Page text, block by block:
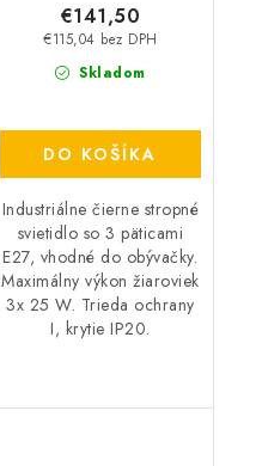
Skladom
€115,04 bez DPH
€141,50
DO KOŠÍKA
Industriálne čierne stropné
svietidlo so 3 päticami
E27, vhodné do obývačky.
Maximálny výkon žiaroviek
3x 25 W. Trieda ochrany
I, krytie IP20.